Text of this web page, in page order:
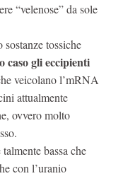
“velenose” da sole
sostanze tossiche
caso gli eccipienti
veicolano l’mRNA
attualmente
ovvero molto
bassa che
con l’uranio